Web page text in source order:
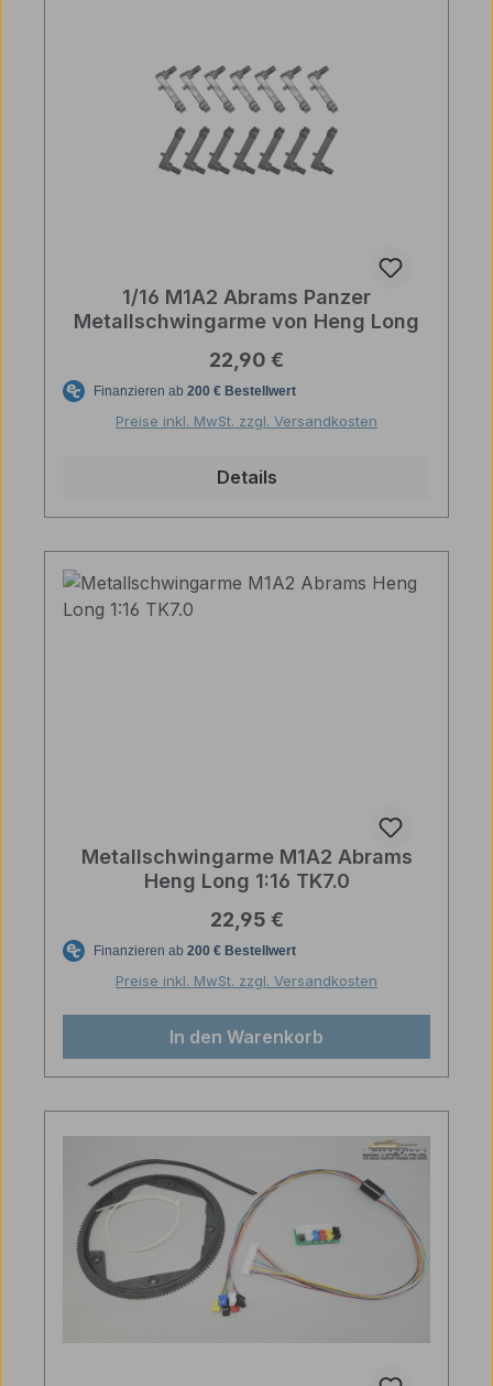
1/16 M1A2 Abrams Panzer
Metallschwingarme von Heng Long
Regulärer Preis:
22,90 €
Preise inkl. MwSt. zzgl. Versandkosten
Details
Metallschwingarme M1A2 Abrams
Heng Long 1:16 TK7.0
Regulärer Preis:
22,95 €
Preise inkl. MwSt. zzgl. Versandkosten
In den Warenkorb